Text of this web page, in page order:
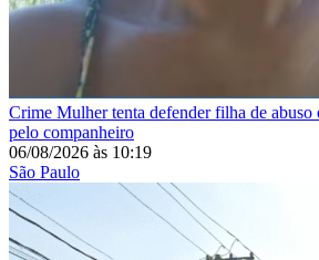
Crime Mulher tenta defender filha de abuso
pelo companheiro
06/08/2026 às 10:19
São Paulo